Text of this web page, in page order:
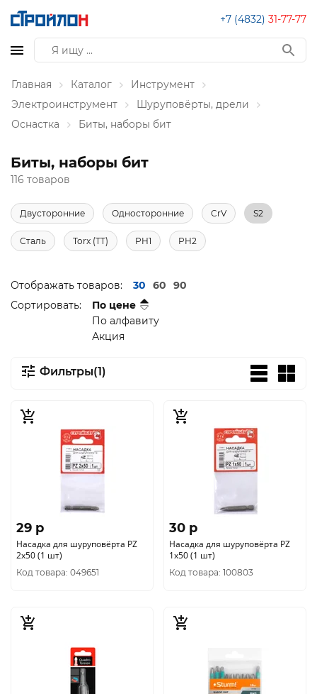
+7 (4832) 31-77-77
Главная Каталог
Инструмент
Электроинструмент
Шуруповёрты, дрели
Оснастка
Биты, наборы бит
Биты, наборы бит
116 товаров
Двусторонние Односторонние CrV S2
Сталь Torx (TT) PH1 PH2
Отображать товаров: 30 60
90
Сортировать:
По цене
По алфавиту
Акция
Фильтры(1)
29 p
Насадка для шуруповёрта PZ
2x50 (1 шт)
Код товара: 049651
30 p
Насадка для шуруповёрта PZ
1x50 (1 шт)
Код товара: 100803